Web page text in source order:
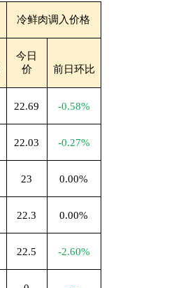
冷鲜肉调入价格
今日
价
前日环比
22.69 -0.58%
22.03 -0.27%
23 0.00%
22.3 0.00%
22.5 -2.60%